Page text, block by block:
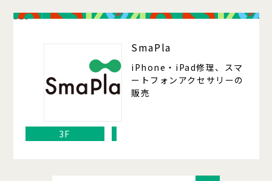
323
SmaPla
iPhone・iPad修理、スマ
ートフォンアクセサリーの
販売
3F